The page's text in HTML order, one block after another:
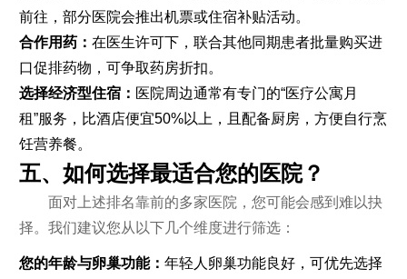
前往，部分医院会推出机票或住宿补贴活动。
合作用药： 在医生许可下，联合其他同期患者批量购买进
口促排药物，可争取药房折扣。
选择经济型住宿： 医院周边通常有专门的“医疗公寓月
租”服务，比酒店便宜50%以上，且配备厨房，方便自行烹
饪营养餐。
五、如何选择最适合您的医院？
面对上述排名靠前的多家医院，您可能会感到难以抉
择。我们建议您从以下几个维度进行筛选：
您的年龄与卵巢功能： 年轻人卵巢功能良好，可优先选择